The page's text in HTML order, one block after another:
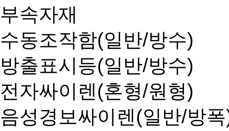
부속자재
수동조작함(일반/방수)
방출표시등(일반/방수)
전자싸이렌(혼형/원형)
음성경보싸이렌(일반/방